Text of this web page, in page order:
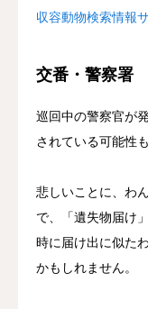
収容動物検索情報
交番・警察署
巡回中の警察官が
されている可能性
悲しいことに、わ
で、「遺失物届け
時に届け出に似た
かもしれません。